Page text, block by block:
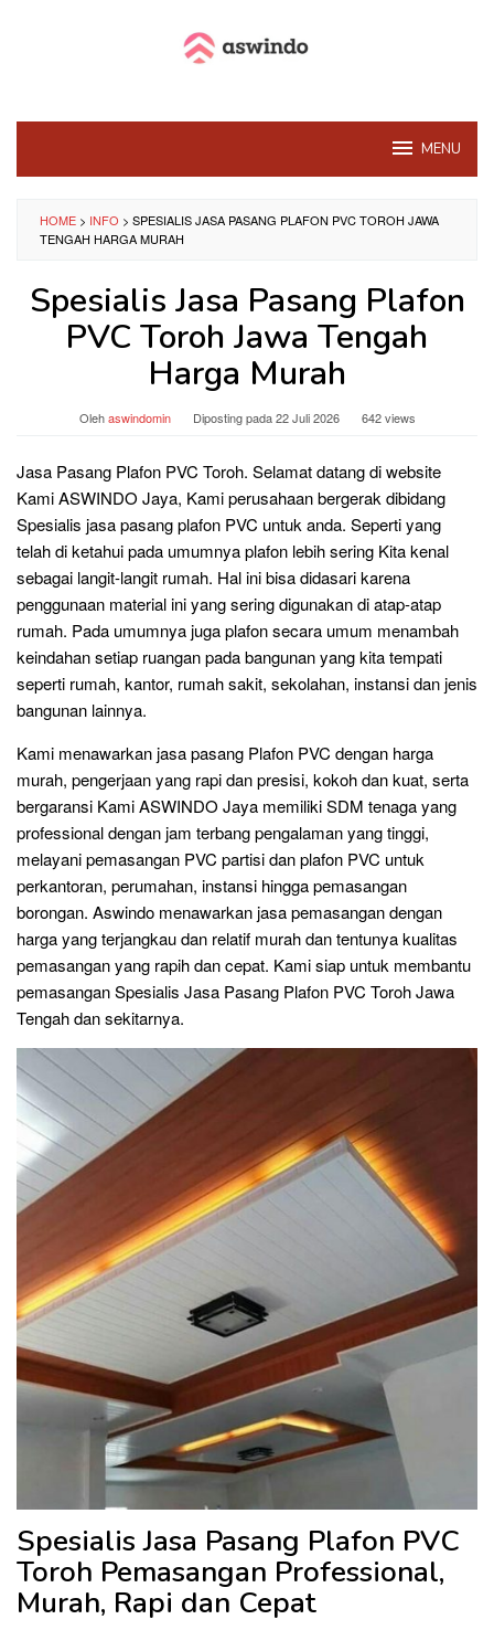
MENU
HOME > INFO > SPESIALIS JASA PASANG PLAFON PVC TOROH JAWA
TENGAH HARGA MURAH
Spesialis Jasa Pasang Plafon
PVC Toroh Jawa Tengah
Harga Murah
Olehaswindomin Diposting pada22 Juli 2026 642 views
Jasa Pasang Plafon PVC Toroh. Selamat datang di website
Kami ASWINDO Jaya, Kami perusahaan bergerak dibidang
Spesialis jasa pasang plafon PVC untuk anda. Seperti yang
telah di ketahui pada umumnya plafon lebih sering Kita kenal
sebagai langit-langit rumah. Hal ini bisa didasari karena
penggunaan material ini yang sering digunakan di atap-atap
rumah. Pada umumnya juga plafon secara umum menambah
keindahan setiap ruangan pada bangunan yang kita tempati
seperti rumah, kantor, rumah sakit, sekolahan, instansi dan jenis
bangunan lainnya.
Kami menawarkan jasa pasang Plafon PVC dengan harga
murah, pengerjaan yang rapi dan presisi, kokoh dan kuat, serta
bergaransi Kami ASWINDO Jaya memiliki SDM tenaga yang
professional dengan jam terbang pengalaman yang tinggi,
melayani pemasangan PVC partisi dan plafon PVC untuk
perkantoran, perumahan, instansi hingga pemasangan
borongan. Aswindo menawarkan jasa pemasangan dengan
harga yang terjangkau dan relatif murah dan tentunya kualitas
pemasangan yang rapih dan cepat. Kami siap untuk membantu
pemasangan Spesialis Jasa Pasang Plafon PVC Toroh Jawa
Tengah dan sekitarnya.
Spesialis Jasa Pasang Plafon PVC
Toroh Pemasangan Professional,
Murah, Rapi dan Cepat